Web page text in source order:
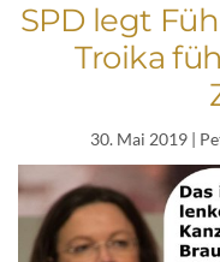
SPD legt
Troika
30. Mai 2019 |